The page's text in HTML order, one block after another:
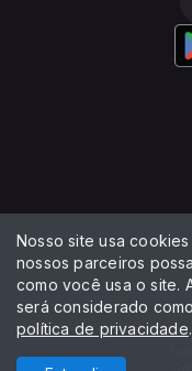
Nosso site usa
nossos parceiros
como você usa o site.
será considerado
política de privacidade.